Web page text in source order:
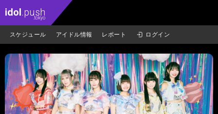
idol.push
.tokyo
スケジュール アイドル情報 レポート ログイン